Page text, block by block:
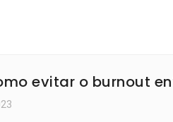
evitar o burnout